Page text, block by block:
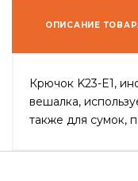
ОПИСАНИЕ
Крючок K23-E1,
вешалка,
также для сумок,